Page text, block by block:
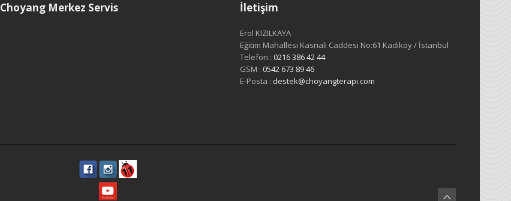
Choyang Merkez Servis İletişim
Erol KIZILKAYA
Eğitim Mahallesi Kasrıali Caddesi No:61 Kadıköy / İstanbul
Telefon : 0216 386 42 44
GSM : 0542 673 89 46
E-Posta : destek@choyangterapi.com